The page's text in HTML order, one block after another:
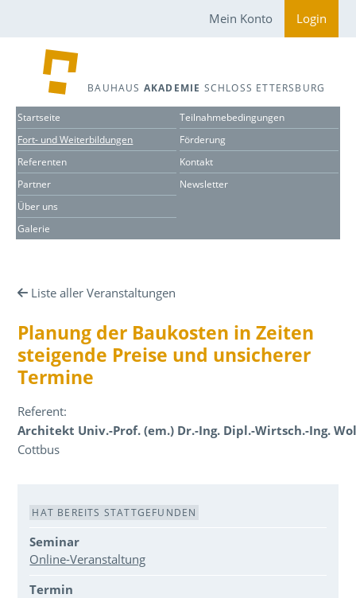
Mein Konto Login
BAUHAUS AKADEMIE SCHLOSS ETTERSBURG
Startseite
Fort- und Weiterbildungen
Referenten
Partner
Über uns
Galerie
Teilnahmebedingungen
Förderung
Kontakt
Newsletter
Liste aller Veranstaltungen
Planung der Baukosten in Zeiten
steigende Preise und unsicherer
Termine
Referent:
Architekt Univ.-Prof. (em.) Dr.-Ing. Dipl.-Wirtsch.-Ing.
Cottbus
Veranstaltungsdaten
HAT BEREITS STATTGEFUNDEN
Seminar
Online-Veranstaltung
Termin